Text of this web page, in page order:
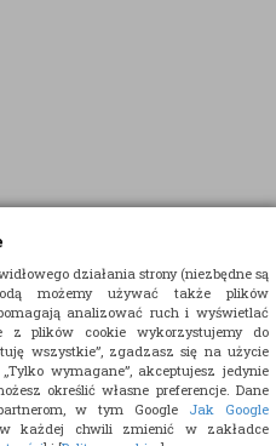
działania strony (niezbędne są
możemy używać także plików
analizować ruch i wyświetlać
z plików cookie wykorzystujemy do
wszystkie”, zgadzasz się na użycie
wymagane”, akceptujesz jedynie
określić własne preferencje. Dane
w tym Google Jak Google
każdej chwili zmienić w zakładce